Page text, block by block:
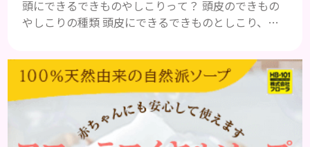
頭にできるできものやしこりって？ 頭皮のできもの
やしこりの種類 頭皮にできるできものとしこり、と
はどんな病気なのか、よりも、どんな種類のできも
のやしこりがあるのかを解説いきましょう。 水疱 ご
存知の方もいらっしゃるかと思いますが、すいほ
う、と読みます。これは表皮や表皮下にできるもので
す。表皮は0.2mmほ...